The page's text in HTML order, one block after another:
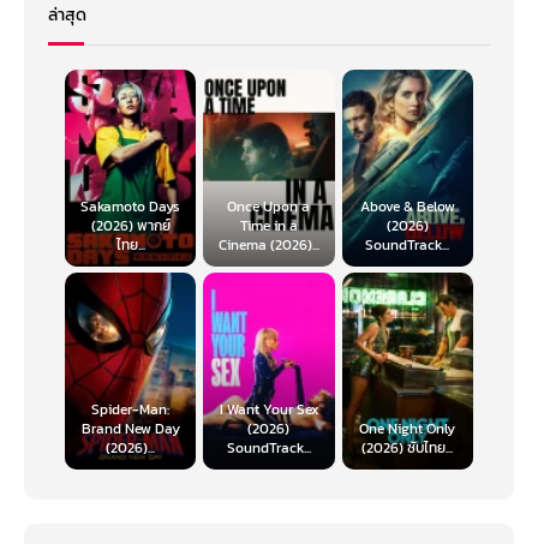
ล่าสุด
Sakamoto Days
(2026) พากย์
ไทย...
Once Upon a
Time in a
Cinema (2026)...
Above & Below
(2026)
SoundTrack...
Spider-Man:
Brand New Day
(2026)...
I Want Your Sex
(2026)
SoundTrack...
One Night Only
(2026) ซับไทย...